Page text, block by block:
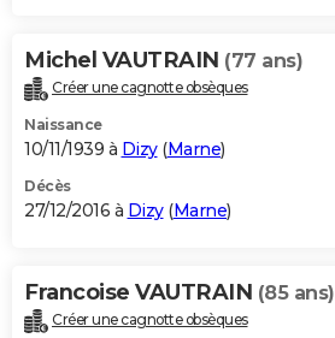
Michel VAUTRAIN (77 ans)
Créer une cagnotte obsèques
Naissance
10/11/1939 à Dizy(Marne)
Décès
27/12/2016 à Dizy(Marne)
Francoise VAUTRAIN (85 ans)
Créer une cagnotte obsèques